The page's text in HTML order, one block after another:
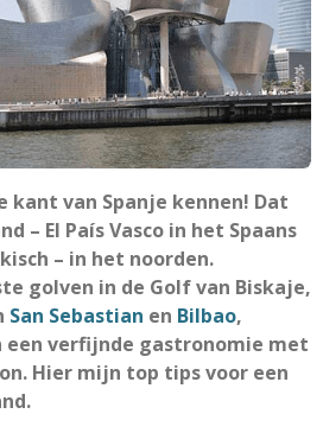
kant van Spanje kennen! Dat
– El País Vasco in het Spaans
– in het noorden.
golven in de Golf van Biskaje,
San Sebastian en Bilbao,
verfijnde gastronomie met
Hier mijn top tips voor een